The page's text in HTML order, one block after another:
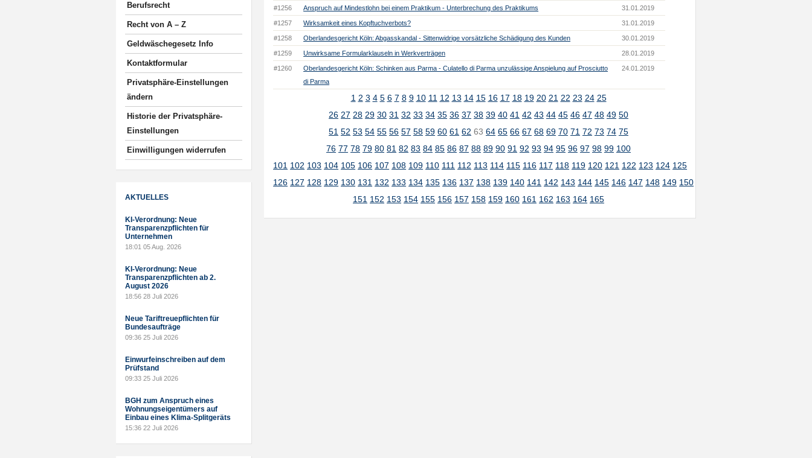
Berufsrecht
Recht von A – Z
Geldwäschegesetz Info
Kontaktformular
Privatsphäre-Einstellungen
ändern
Historie der Privatsphäre-
Einstellungen
Einwilligungen widerrufen
AKTUELLES
KI-Verordnung: Neue
Transparenzpflichten für
Unternehmen
18:01 05 Aug. 2026
KI-Verordnung: Neue
Transparenzpflichten ab 2.
August 2026
18:56 28 Juli 2026
Neue Tariftreuepflichten für
Bundesaufträge
09:36 25 Juli 2026
Einwurfeinschreiben auf dem
Prüfstand
09:33 25 Juli 2026
BGH zum Anspruch eines
Wohnungseigentümers auf
Einbau eines Klima-Splitgeräts
15:36 22 Juli 2026
#1256 Anspruch auf Mindestlohn bei einem Praktikum - Unterbrechung des Praktikums 31.01.2019
#1257 Wirksamkeit eines Kopftuchverbots? 31.01.2019
#1258 Oberlandesgericht Köln: Abgasskandal - Sittenwidrige vorsätzliche Schädigung des Kunden 30.01.2019
#1259 Unwirksame Formularklauseln in Werkverträgen 28.01.2019
#1260
Oberlandesgericht Köln: Schinken aus Parma - Culatello di Parma unzulässige Anspielung auf Prosciutto
di Parma
24.01.2019
1 2 3 4 5 6 7 8 9 10 11 12 13 14 15 16 17 18 19 20 21 22 23 24 25
26 27 28 29 30 31 32 33 34 35 36 37 38 39 40 41 42 43 44 45 46 47 48 49 50
51 52 53 54 55 56 57 58 59 60 61 62 6364 65 66 67 68 69 70 71 72 73 74 75
76 77 78 79 80 81 82 83 84 85 86 87 88 89 90 91 92 93 94 95 96 97 98 99 100
101 102 103 104 105 106 107 108 109 110 111 112 113 114 115 116 117 118 119 120 121 122 123 124 125
126 127 128 129 130 131 132 133 134 135 136 137 138 139 140 141 142 143 144 145 146 147 148 149 150
151 152 153 154 155 156 157 158 159 160 161 162 163 164 165